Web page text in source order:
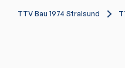
TTV Bau 1974 Stralsund